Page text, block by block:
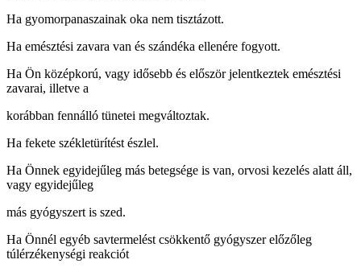
Ha gyomorpanaszainak oka nem tisztázott.
Ha emésztési zavara van és szándéka ellenére fogyott.
Ha Ön középkorú, vagy idősebb és először jelentkeztek emésztési
zavarai, illetve a
korábban fennálló tünetei megváltoztak.
Ha fekete székletürítést észlel.
Ha Önnek egyidejűleg más betegsége is van, orvosi kezelés alatt áll,
vagy egyidejűleg
más gyógyszert is szed.
Ha Önnél egyéb savtermelést csökkentő gyógyszer előzőleg
túlérzékenységi reakciót